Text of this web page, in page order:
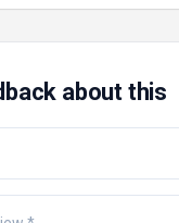
about this